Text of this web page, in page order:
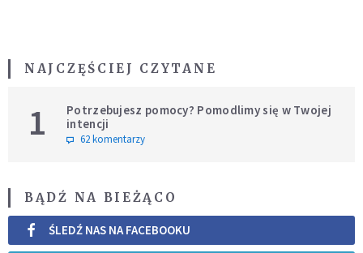
NAJCZĘŚCIEJ CZYTANE
1
Potrzebujesz pomocy? Pomodlimy się w Twojej
intencji
62 komentarzy
BĄDŹ NA BIEŻĄCO
ŚLEDŹ NAS NA FACEBOOKU